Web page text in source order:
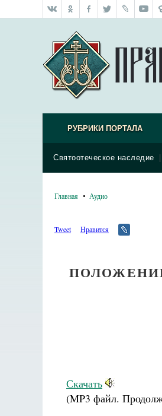
РУБРИКИ ПОРТАЛА
Святоотеческое наследие
Главная Аудио
Tweet Нравится
Скачать
(MP3 файл.